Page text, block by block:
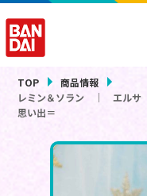
TOP
商品情報
レミン＆ソラン ｜ エル
思い出＝